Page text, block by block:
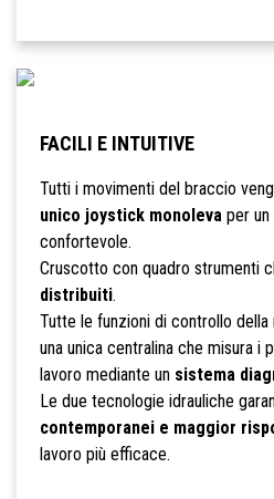
FACILI E INTUITIVE
Tutti i movimenti del braccio
unico joystick monolevaper un
confortevole.
Cruscotto con quadro strumenti
distribuiti.
Tutte le funzioni di controllo della
una unica centralina che misura i
lavoro mediante un sistema
Le due tecnologie idrauliche
contemporanei e maggior
lavoro più efficace.